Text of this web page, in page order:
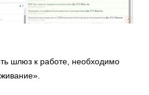
шлюз к работе, необходимо